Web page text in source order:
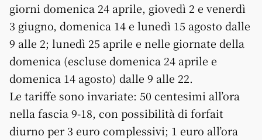
giorni domenica 24 aprile, giovedì 2 e venerdì
3 giugno, domenica 14 e lunedì 15 agosto dalle
9 alle 2; lunedì 25 aprile e nelle giornate della
domenica (escluse domenica 24 aprile e
domenica 14 agosto) dalle 9 alle 22.
Le tariffe sono invariate: 50 centesimi all’ora
nella fascia 9-18, con possibilità di forfait
diurno per 3 euro complessivi; 1 euro all’ora